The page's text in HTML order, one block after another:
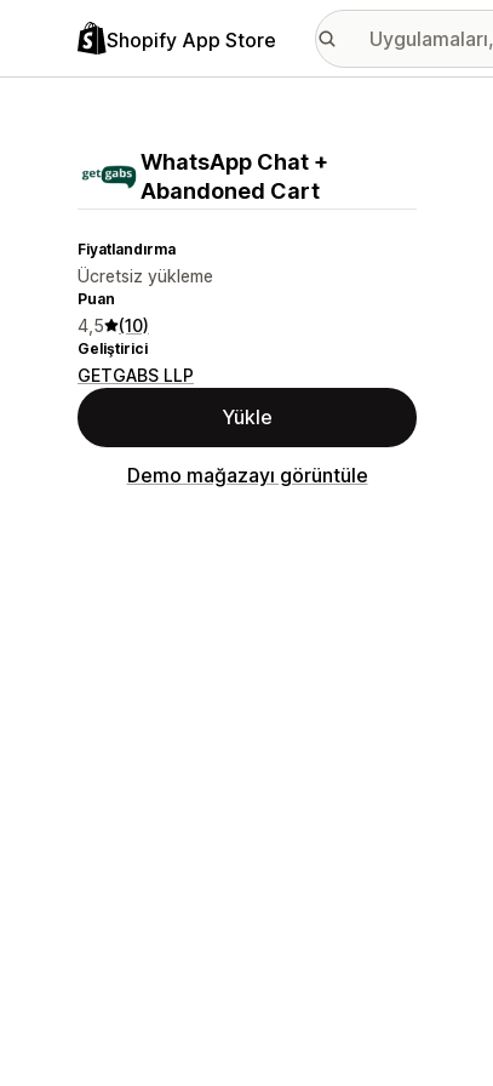
Shopify App Store
WhatsApp Chat +
Abandoned Cart
Fiyatlandırma
Ücretsiz yükleme
Puan
4,5 (10)
Geliştirici
GETGABS LLP
Yükle
Demo mağazayı görüntüle